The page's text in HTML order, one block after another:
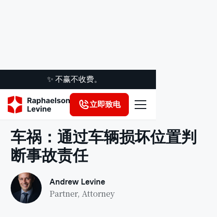
✨ 不赢不收费。
立即致电
法律洞察
车祸：通过车辆损坏位置判
断事故责任
Andrew Levine
Partner, Attorney